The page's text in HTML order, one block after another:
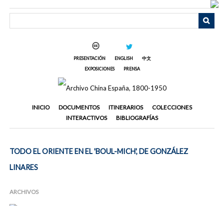
PRESENTACIÓN ENGLISH
中文
EXPOSICIONES
PRENSA
INICIO DOCUMENTOS ITINERARIOS
COLECCIONES
INTERACTIVOS
BIBLIOGRAFÍAS
TODO EL ORIENTE EN EL 'BOUL-MICH', DE GONZÁLEZ
LINARES
ARCHIVOS